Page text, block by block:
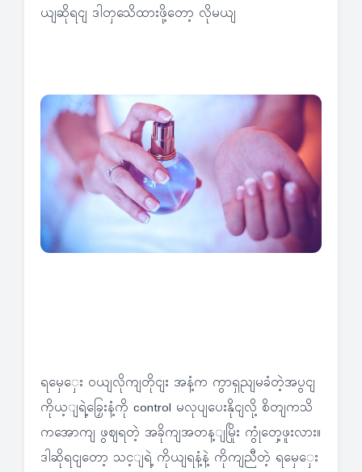
ယျဆိုရငျ ဒါတှသေိထားဖို့တော့ လိုမယျ
ရမှေှေး ဝယျလိုကျတိုငျး အနံ့က ကွာရှညျမခံတဲ့အပွငျ
ကိုယ့ျရဲ့ခြှေးနံ့ကို control မလုပျပေးနိုငျလို့ စိတျကသိ
ကအောကျ ဖွဈရတဲ့ အခိုကျအတန့ျမြိုး ကွုံတှေ့ဖူးလား။
ဒါဆိုရငျတော့ သင့ျရဲ့ ကိုယျရနံ့နဲ့ ကိုကျညီတဲ့ ရမှေှေး